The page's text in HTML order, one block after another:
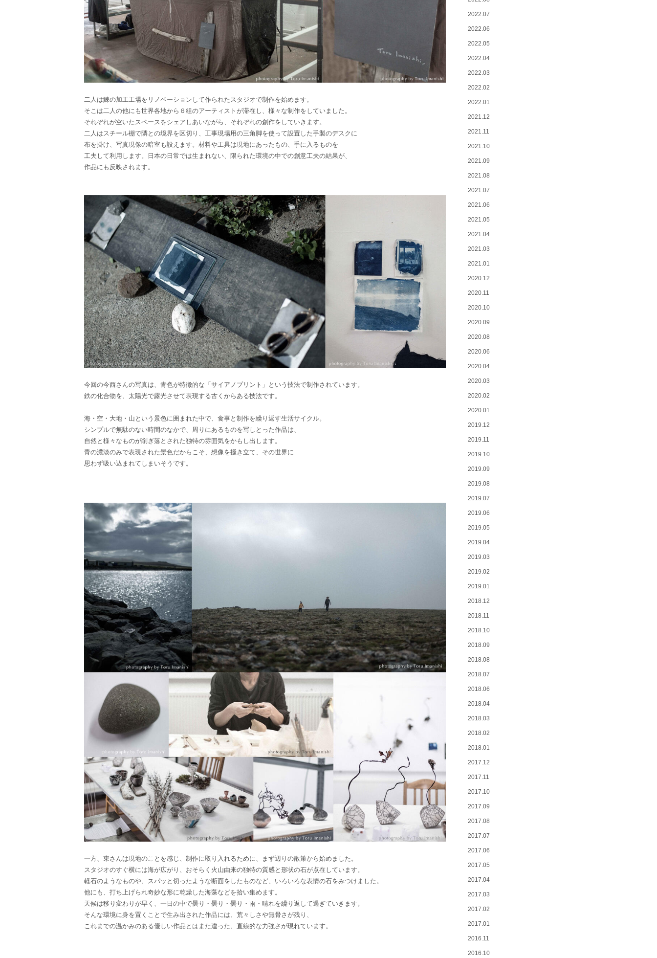
二人は鰊の加工工場をリノベーションして作られたスタジオで制作を始めます。
そこは二人の他にも世界各地から６組のアーティストが滞在し、様々な制作をしていました。
それぞれが空いたスペースをシェアしあいながら、それぞれの創作をしていきます。
二人はスチール棚で隣との境界を区切り、工事現場用の三角脚を使って設置した手製のデスクに
布を掛け、写真現像の暗室も設えます。材料や工具は現地にあったもの、手に入るものを
工夫して利用します。日本の日常では生まれない、限られた環境の中での創意工夫の結果が、
作品にも反映されます。
今回の今西さんの写真は、青色が特徴的な「サイアノプリント」という技法で制作されています。
鉄の化合物を、太陽光で露光させて表現する古くからある技法です。
海・空・大地・山という景色に囲まれた中で、食事と制作を繰り返す生活サイクル。
シンプルで無駄のない時間のなかで、周りにあるものを写しとった作品は、
自然と様々なものが削ぎ落とされた独特の雰囲気をかもし出します。
青の濃淡のみで表現された景色だからこそ、想像を掻き立て、その世界に
思わず吸い込まれてしまいそうです。
一方、東さんは現地のことを感じ、制作に取り入れるために、まず辺りの散策から始めました。
スタジオのすぐ横には海が広がり、おそらく火山由来の独特の質感と形状の石が点在しています。
軽石のようなものや、スパッと切ったような断面をしたものなど、いろいろな表情の石をみつけました。
他にも、打ち上げられ奇妙な形に乾燥した海藻などを拾い集めます。
天候は移り変わりが早く、一日の中で曇り・曇り・曇り・雨・晴れを繰り返して過ぎていきます。
そんな環境に身を置くことで生み出された作品には、荒々しさや無骨さが残り、
これまでの温かみのある優しい作品とはまた違った、直線的な力強さが現れています。
2022.07
2022.06
2022.05
2022.04
2022.03
2022.02
2022.01
2021.12
2021.11
2021.10
2021.09
2021.08
2021.07
2021.06
2021.05
2021.04
2021.03
2021.01
2020.12
2020.11
2020.10
2020.09
2020.08
2020.06
2020.04
2020.03
2020.02
2020.01
2019.12
2019.11
2019.10
2019.09
2019.08
2019.07
2019.06
2019.05
2019.04
2019.03
2019.02
2019.01
2018.12
2018.11
2018.10
2018.09
2018.08
2018.07
2018.06
2018.04
2018.03
2018.02
2018.01
2017.12
2017.11
2017.10
2017.09
2017.08
2017.07
2017.06
2017.05
2017.04
2017.03
2017.02
2017.01
2016.11
2016.10